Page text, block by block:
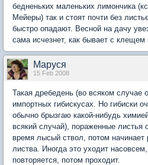
бедненьких маленьких лимончика
Мейеры) так и стоят почти без
быстро опадают. Весной на дачу
сама исчезнет, как бывает с
Маруся
15 Feb 2008
Такая дребедень (во всяком случае
импортных гибискусах. Но гибиски
обычно брызгаю какой-нибудь
всякий случай), пораженные листья
время лысый ствол, потом начинает
листва. Иногда это уходит
повторяется, потом проходит.